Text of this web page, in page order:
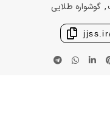
, گوشواره طلایی